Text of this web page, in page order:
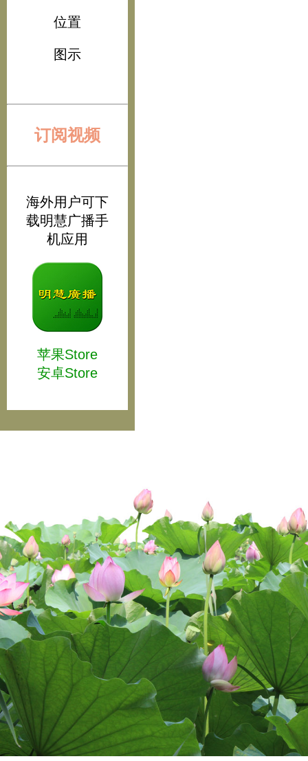
位置
图示
订阅视频
海外用户可下
载明慧广播手
机应用
苹果Store
安卓Store